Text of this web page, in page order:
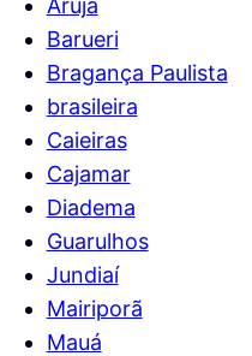
Mezanino Metálico Água
Doce – Jundiaí
Ver mais →
Arujá
Barueri
Bragança Paulista
brasileira
Caieiras
Cajamar
Diadema
Guarulhos
Jundiaí
Mairiporã
Mauá